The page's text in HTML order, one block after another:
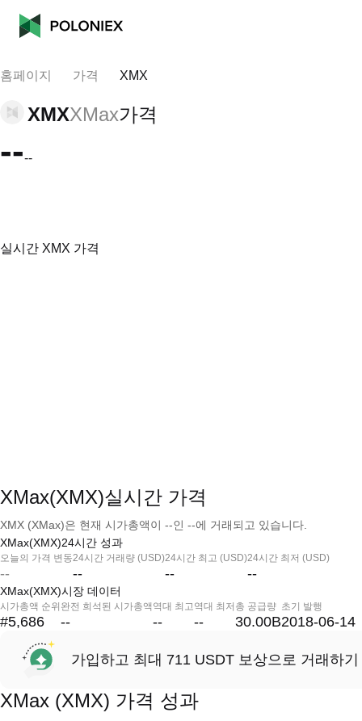
홈페이지 가격 XMX
XMXXMax가격
----
실시간 XMX 가격
XMax(XMX)실시간 가격
XMX (XMax)은 현재 시가총액이 --인 --에 거래되고 있습니다.
XMax(XMX)24시간 성과
오늘의 가격 변동
--
24시간 거래량 (USD)
--
24시간 최고 (USD)
--
24시간 최저 (USD)
--
XMax(XMX)시장 데이터
시가총액 순위
#5,686
완전 희석된 시가총액
--
역대 최고
--
역대 최저
--
총 공급량
30.00B
초기 발행
2018-06-14
가입하고 최대 711 USDT 보상으로 거래하기
XMax (XMX) 가격 성과